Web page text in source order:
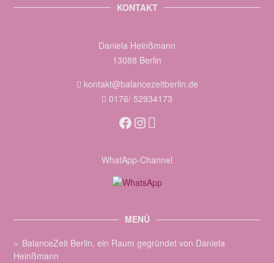
KONTAKT
Daniela Heinßmann
13088 Berlin
kontakt@balancezeitberlin.de
0176/ 52934173
Facebook
Instagram
WhatApp-Channel
MENÜ
BalanceZeit Berlin, ein Raum gegründet von Daniela
Heinßmann